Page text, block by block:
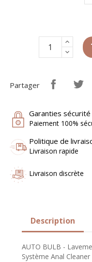
Partager
Garanties sécurité
Paiement 100%
Politique de
Livraison rapide
Livraison discrète
Description
AUTO BULB -
Système Anal